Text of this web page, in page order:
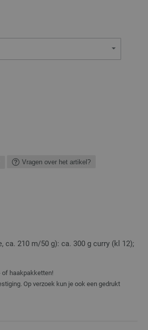
Vragen over het artikel?
ca. 210 m/50 g): ca. 300 g curry (kl 12);
of haakpakketten!
Op verzoek kun je ook een gedrukt